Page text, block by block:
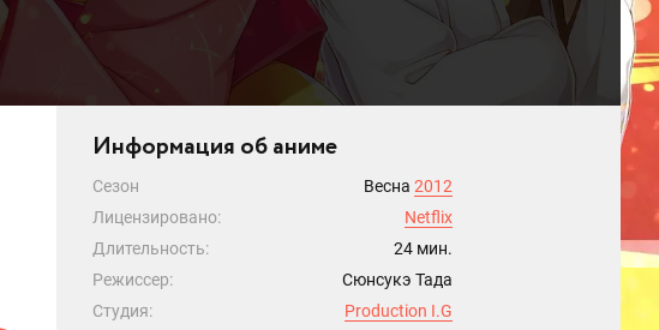
Информация об аниме
Сезон Весна 2012
Лицензировано:
Netflix
Длительность:
24 мин.
Режиссер:
Сюнсукэ Тада
Студия:
Production I.G